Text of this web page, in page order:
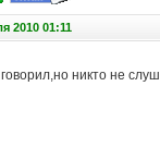
2010 01:11
никто не